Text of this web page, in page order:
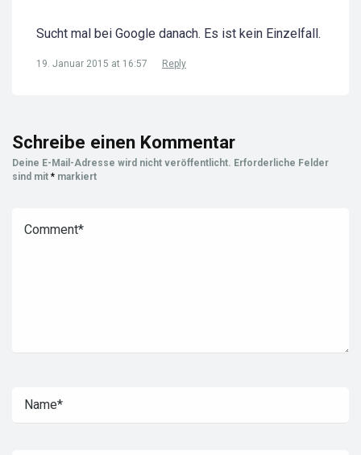
Sucht mal bei Google danach. Es ist kein Einzelfall.
19. Januar 2015 at 16:57 Reply
Schreibe einen Kommentar
Deine E-Mail-Adresse wird nicht veröffentlicht. Erforderliche Felder
sind mit * markiert